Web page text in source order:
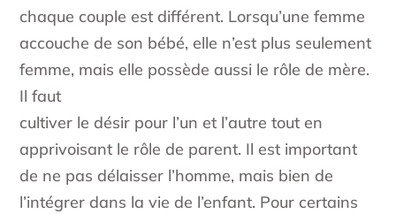
chaque couple est différent. Lorsqu’une femme
accouche de son bébé, elle n’est plus seulement
femme, mais elle possède aussi le rôle de mère.
Il faut
cultiver le désir pour l’un et l’autre tout en
apprivoisant le rôle de parent. Il est important
de ne pas délaisser l’homme, mais bien de
l’intégrer dans la vie de l’enfant. Pour certains